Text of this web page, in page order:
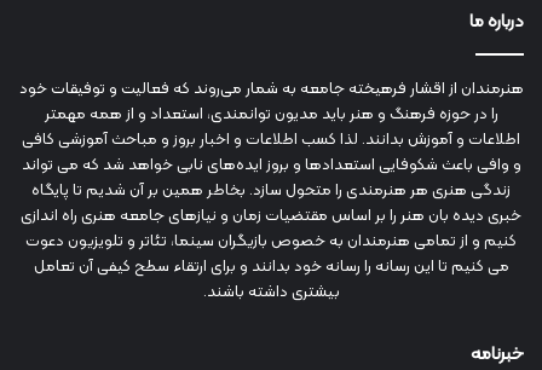
درباره ما
هنرمندان از اقشار فرهیخته جامعه به شمار می‌روند که فعالیت و توفیقات خود
را در حوزه فرهنگ و هنر باید مدیون توانمندی، استعداد و از همه مهمتر
اطلاعات و آموزش بدانند. لذا کسب اطلاعات و اخبار بروز و مباحث آموزشی کافی
و وافی باعث شکوفایی استعدادها و بروز ایده‌های نابی خواهد شد که می تواند
زندگی هنری هر هنرمندی را متحول سازد. بخاطر همین بر آن شدیم تا پایگاه
خبری دیده بان هنر را بر اساس مقتضیات زمان و نیازهای جامعه هنری راه اندازی
کنیم و از تمامی هنرمندان به خصوص بازیگران سینما، تئاتر و تلویزیون دعوت
می کنیم تا این رسانه را رسانه خود بدانند و برای ارتقاء سطح کیفی آن تعامل
بیشتری داشته باشند.
خبرنامه